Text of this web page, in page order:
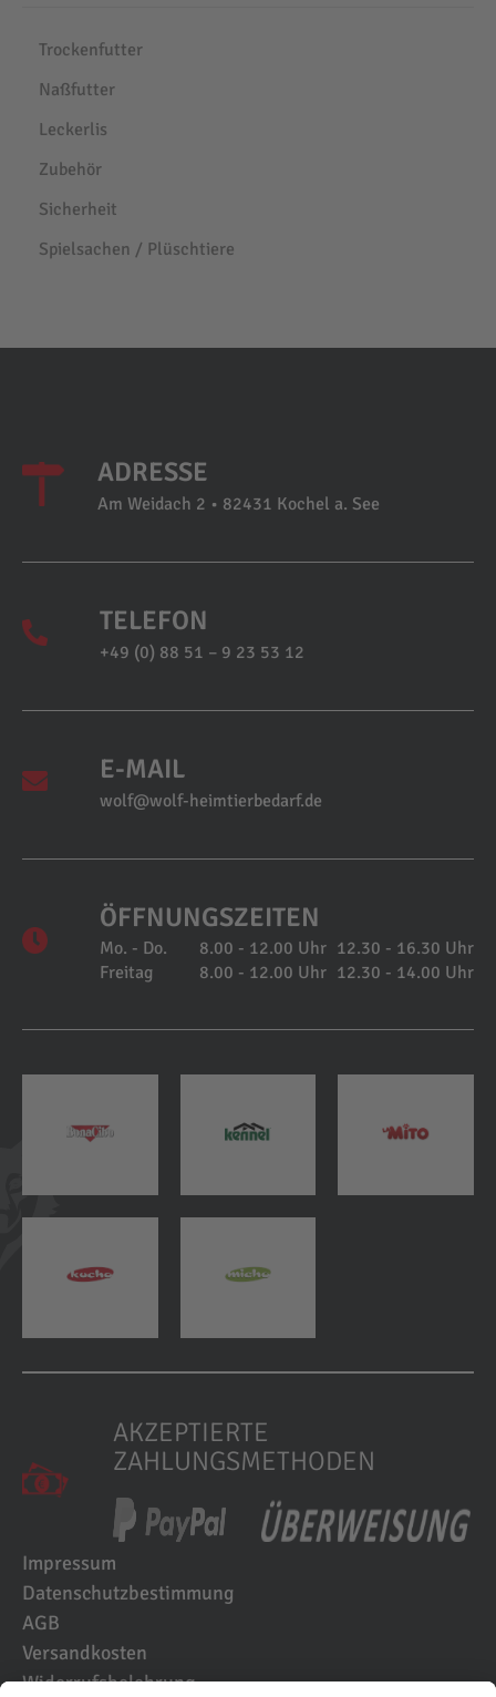
Trockenfutter
Naßfutter
Leckerlis
Zubehör
Sicherheit
Spielsachen / Plüschtiere
ADRESSE
Am Weidach 2 • 82431 Kochel a. See
TELEFON
+49 (0) 88 51 – 9 23 53 12
E-MAIL
wolf@wolf-heimtierbedarf.de
ÖFFNUNGSZEITEN
Mo. - Do. 8.00 - 12.00 Uhr 12.30 - 16.30 Uhr
Freitag
8.00 - 12.00 Uhr 12.30 - 14.00 Uhr
AKZEPTIERTE
ZAHLUNGSMETHODEN
Impressum
Datenschutzbestimmung
AGB
Versandkosten
Widerrufsbelehrung